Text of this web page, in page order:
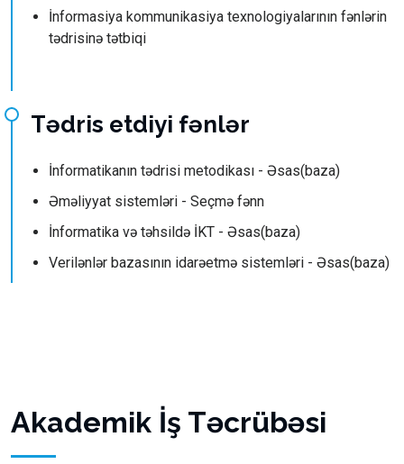
İnformasiya kommunikasiya texnologiyalarının fənlərin
tədrisinə tətbiqi
Tədris etdiyi fənlər
İnformatikanın tədrisi metodikası - Əsas(baza)
Əməliyyat sistemləri - Seçmə fənn
İnformatika və təhsildə İKT - Əsas(baza)
Verilənlər bazasının idarəetmə sistemləri - Əsas(baza)
Akademik İş Təcrübəsi